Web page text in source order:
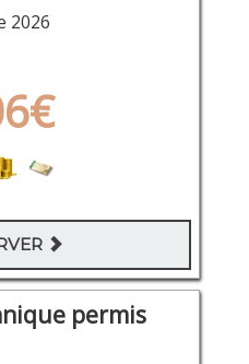
2026
permis